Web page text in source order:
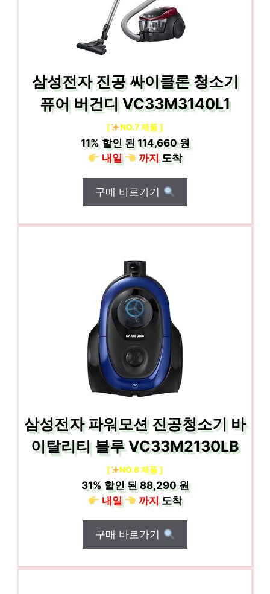
삼성전자 진공 싸이클론 청소기
퓨어 버건디 VC33M3140L1
[ NO.7 제품 ]
11%할인 된114,660 원
내일
까지도착
구매 바로가기
삼성전자 파워모션 진공청소기 바
이탈리티 블루 VC33M2130LB
[ NO.8 제품 ]
31%할인 된88,290 원
내일
까지도착
구매 바로가기